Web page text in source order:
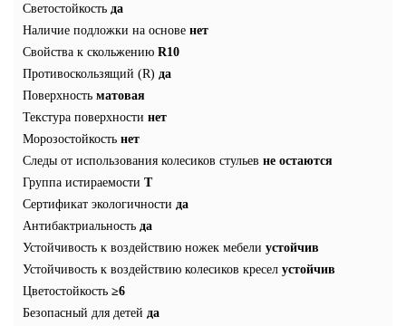
Светостойкость да
Наличие подложки на основе нет
Свойства к скольжению R10
Противоскользящий (R) да
Поверхность матовая
Текстура поверхности нет
Морозостойкость нет
Следы от использования колесиков стульев не остаются
Группа истираемости T
Сертификат экологичности да
Антибактриальность да
Устойчивость к воздействию ножек мебели устойчив
Устойчивость к воздействию колесиков кресел устойчив
Цветостойкость ≥6
Безопасный для детей да